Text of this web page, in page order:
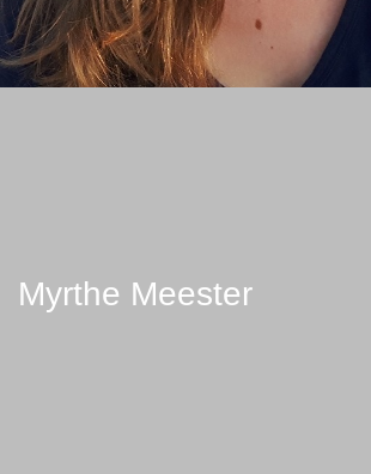
Myrthe Meester